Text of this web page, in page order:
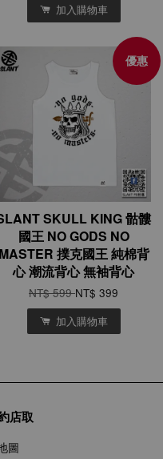
加入購物車
優惠
SKULL KING 骷髏
國王 NO GODS NO
MASTER 撲克國王 純棉背
心 潮流背心 無袖背心
NT$ 599NT$ 399
加入購物車
店取
圖